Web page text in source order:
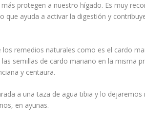
protegen a nuestro hígado. Es muy
que ayuda a activar la digestión y
remedios naturales como es el cardo
las semillas de cardo mariano en la misma
y centaura.
a una taza de agua tibia y lo
en ayunas.